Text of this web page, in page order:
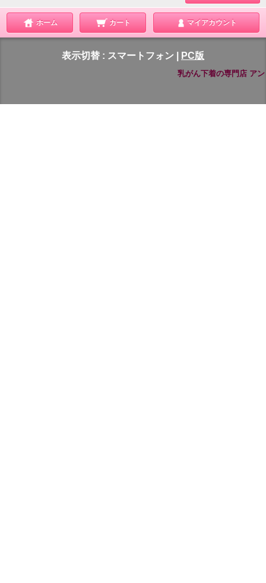
ホーム カート マイアカウント
表示切替 : スマートフォン PC版
乳がん下着の専門店 アン 公式オンラインショップです。いろいろ